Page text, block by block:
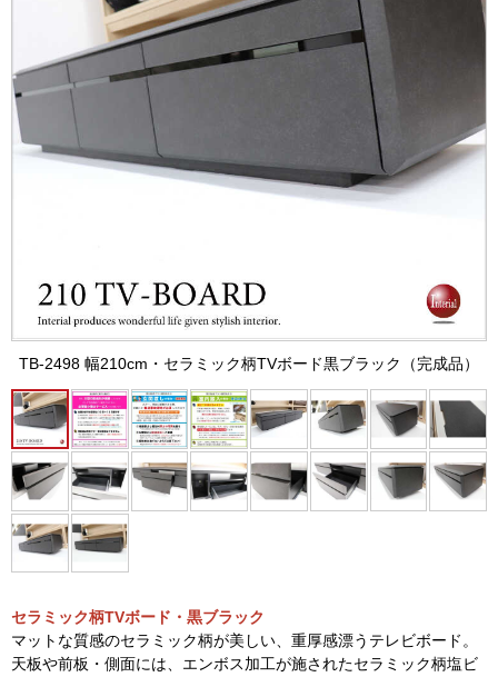
TB-2498 幅210cm・セラミック柄TVボード黒ブラック（完成品）
セラミック柄TVボード・黒ブラック
マットな質感のセラミック柄が美しい、重厚感漂うテレビボード。
天板や前板・側面には、エンボス加工が施されたセラミック柄塩ビ